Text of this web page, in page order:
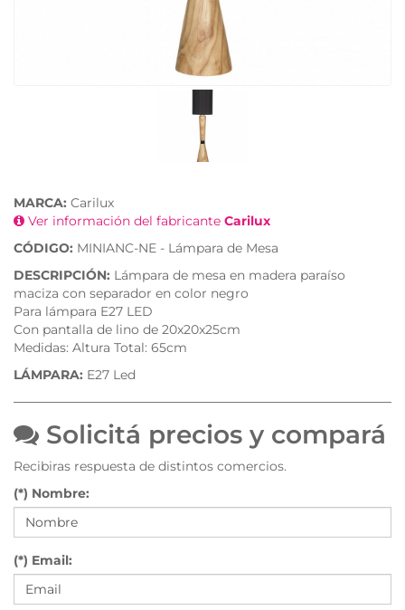
MARCA: Carilux
Ver información del fabricante Carilux
CÓDIGO: MINIANC-NE - Lámpara de Mesa
DESCRIPCIÓN: Lámpara de mesa en madera paraíso
maciza con separador en color negro
Para lámpara E27 LED
Con pantalla de lino de 20x20x25cm
Medidas: Altura Total: 65cm
LÁMPARA: E27 Led
Solicitá precios y compará
Recibiras respuesta de distintos comercios.
(*) Nombre:
(*) Email: